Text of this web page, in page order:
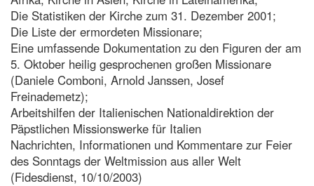
Die Statistiken der Kirche zum 31. Dezember 2001;
Die Liste der ermordeten Missionare;
Eine umfassende Dokumentation zu den Figuren der am
5. Oktober heilig gesprochenen großen Missionare
(Daniele Comboni, Arnold Janssen, Josef
Freinademetz);
Arbeitshilfen der Italienischen Nationaldirektion der
Päpstlichen Missionswerke für Italien
Nachrichten, Informationen und Kommentare zur Feier
des Sonntags der Weltmission aus aller Welt
(Fidesdienst, 10/10/2003)